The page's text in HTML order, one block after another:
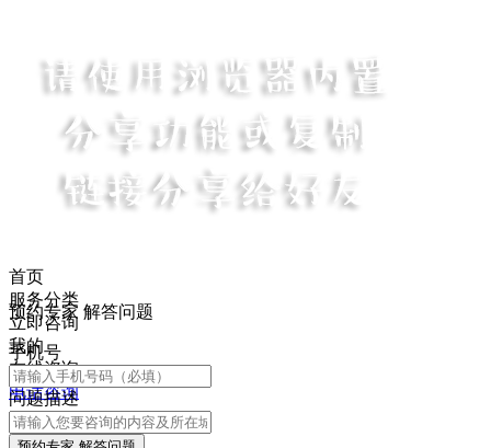
首页
服务分类
立即咨询
我的
在线咨询
电话咨询
预约专家 解答问题
手机号
问题描述